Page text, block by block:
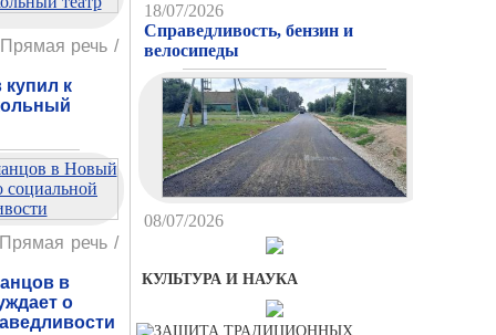
Прямая речь /
к
Прямая речь /
в
о
18/07/2026
Справедливость, бензин и
велосипеды
08/07/2026
Первый пошел, второй
приготовился…
КУЛЬТУРА И НАУКА